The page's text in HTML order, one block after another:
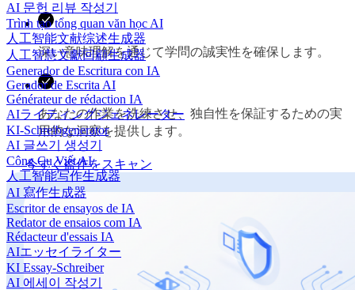
AI 문헌 리뷰 작성기
Trình tạo tổng quan văn học AI
人工智能文献综述生成器
人工智慧文獻回顧生成器
Generador de Escritura con IA
Gerador de Escrita AI
Générateur de rédaction IA
AIライティングジェネレーター
KI-Schreibgenerator
AI 글쓰기 생성기
Công Cụ Viết AI
人工智能写作生成器
AI 寫作生成器
Escritor de ensayos de IA
Redator de ensaios com IA
Rédacteur d'essais IA
AIエッセイライター
KI Essay-Schreiber
AI 에세이 작성기
深い意味理解を通じて学問の誠実性を確保します。
あなたの作業を洗練させ、独自性を保証するための実
用的な洞察を提供します。
今すぐ盗作をスキャン